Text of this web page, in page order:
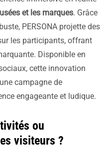
et les marques. Grâce
PERSONA projette des
les participants, offrant
Disponible en
cette innovation
campagne de
engageante et ludique.
ou
visiteurs ?